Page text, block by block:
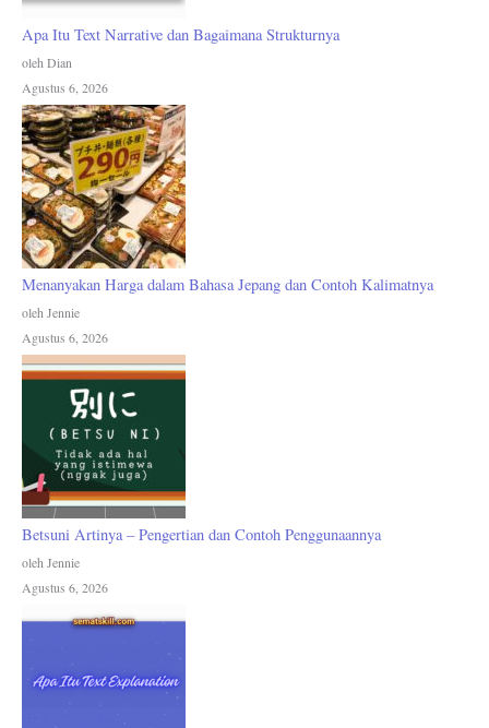
Apa Itu Text Narrative dan Bagaimana Strukturnya
oleh Dian
Agustus 6, 2026
Menanyakan Harga dalam Bahasa Jepang dan Contoh Kalimatnya
oleh Jennie
Agustus 6, 2026
Betsuni Artinya – Pengertian dan Contoh Penggunaannya
oleh Jennie
Agustus 6, 2026